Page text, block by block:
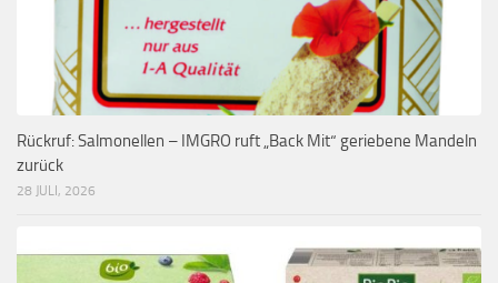
Rückruf: Salmonellen – IMGRO ruft „Back Mit“ geriebene Mandeln
zurück
28 JULI, 2026